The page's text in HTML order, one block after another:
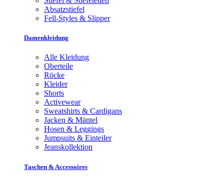
Absatzstiefel
Fell-Styles & Slipper
Damenkleidung
Alle Kleidung
Oberteile
Röcke
Kleider
Shorts
Activewear
Sweatshirts & Cardigans
Jacken & Mäntel
Hosen & Leggings
Jumpsuits & Einteiler
Jeanskollektion
Taschen & Accessoires